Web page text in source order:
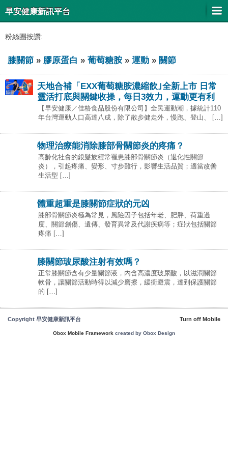
早安健康新訊平台
粉絲團按讚:
膝關節 » 膠原蛋白 » 葡萄糖胺 » 運動 » 關節
天地合補「EXX葡萄糖胺濃縮飲｣全新上市 日常
靈活打底與關鍵收操，每日3效力，運動更有利
【早安健康／佳格食品股份有限公司】全民運動潮，據統計110
年台灣運動人口高達八成，除了散步健走外，慢跑、登山、 […]
物理治療能消除膝部骨關節炎的疼痛？
高齡化社會的銀髮族經常罹患膝部骨關節炎（退化性關節
炎），引起疼痛、變形、寸步難行，影響生活品質；適當改善
生活型 […]
體重超重是膝關節症狀的元凶
膝部骨關節炎極為常見，風險因子包括年老、肥胖、荷重過
度、關節創傷、遺傳、發育異常及代謝疾病等；症狀包括關節
疼痛 […]
膝關節玻尿酸注射有效嗎？
正常膝關節含有少量關節液，內含高濃度玻尿酸，以滋潤關節
軟骨，讓關節活動時得以減少磨擦，緩衝避震，達到保護關節
的 […]
Copyright 早安健康新訊平台 Turn off Mobile
Obox Mobile Framework created by Obox Design